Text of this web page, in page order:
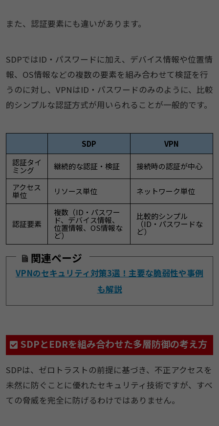
また、認証要素にも違いがあります。
SDPではID・パスワードに加え、デバイス情報や位置情
報、OS情報などの複数の要素を組み合わせて検証を行
うのに対し、VPNはID・パスワードのみのように、比較
的シンプルな認証方式が用いられることが一般的です。
SDP
VPN
認証タイ
ミング 継続的な認証・検証 接続時の認証が中心
アクセス
単位 リソース単位 ネットワーク単位
認証要素
複数（ID・パスワー
ド、デバイス情報、
位置情報、OS情報な
ど）
比較的シンプル
（ID・パスワードな
ど）
関連ページ
VPNのセキュリティ対策3選！主要な脆弱性や事例
も解説
SDPとEDRを組み合わせた多層防御の考え方
SDPは、ゼロトラストの前提に基づき、不正アクセスを
未然に防ぐことに優れたセキュリティ技術ですが、すべ
ての脅威を完全に防げるわけではありません。